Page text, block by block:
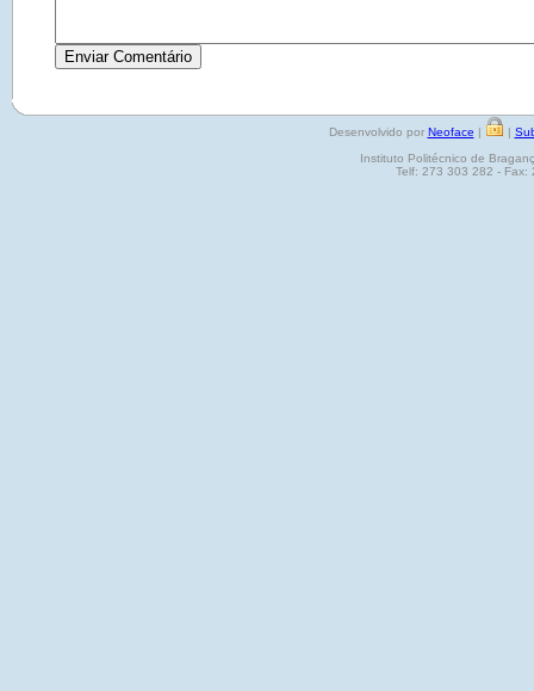
Desenvolvido por Neoface | |
Instituto Politécnico de
Telf: 273 303 282 - Fax: